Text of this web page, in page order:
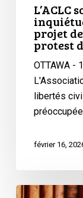
règlement
protest
Winnipeg
L’ACLC
projet
protest
OTTAWA -
libertés
février 16,
L’ACLC